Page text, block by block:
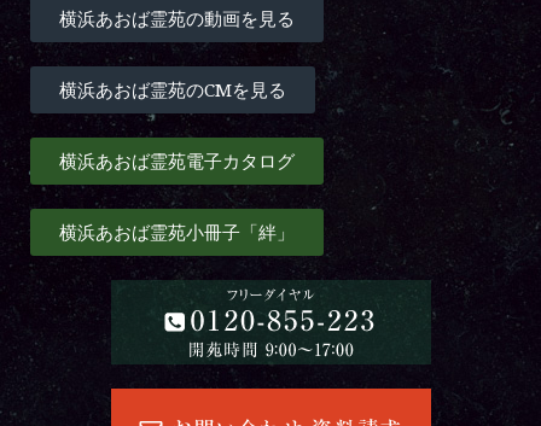
横浜あおば霊苑の動画を見る
横浜あおば霊苑のCMを見る
横浜あおば霊苑電子カタログ
横浜あおば霊苑小冊子「絆」